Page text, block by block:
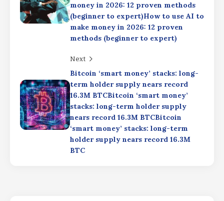
money in 2026: 12 proven methods
(beginner to expert)How to use AI to
make money in 2026: 12 proven
methods (beginner to expert)
Next
Bitcoin ‘smart money’ stacks: long-
term holder supply nears record
16.3M BTCBitcoin ‘smart money’
stacks: long-term holder supply
nears record 16.3M BTCBitcoin
‘smart money’ stacks: long-term
holder supply nears record 16.3M
BTC
La gran estrella del Nasdaq que avanza
un 2.700% en un año…y que puede
seguir subiendoLa gran estrella del
Nasdaq que avanza un 2.700% en un
año…y que puede seguir subiendoLa
gran estrella del Nasdaq que avanza un
2.700% en un año…y que puede seguir
subiendo
ByRafael Martín F.
Efectos en la cartera del rally de la IA,
las OPV de megacapitalización y el
riesgo oculto de la inversión
pasivaEfectos en la cartera del rally de
la IA, las OPV de megacapitalización y
el riesgo oculto de la inversión
pasivaEfectos en la cartera del rally de
la IA, las OPV de megacapitalización y
el riesgo oculto de la inversión pasiva
Rafael Martín F.
CLERHP: construir países, generar
oportunidades y no solo
edificiosCLERHP: construir países,
generar oportunidades y no solo
edificiosCLERHP: construir países,